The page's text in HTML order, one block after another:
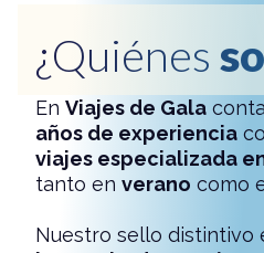
¿Quiénes
En Viajes de Gala
años de experiencia
viajes especializada
tanto en verano como
Nuestro sello distintivo